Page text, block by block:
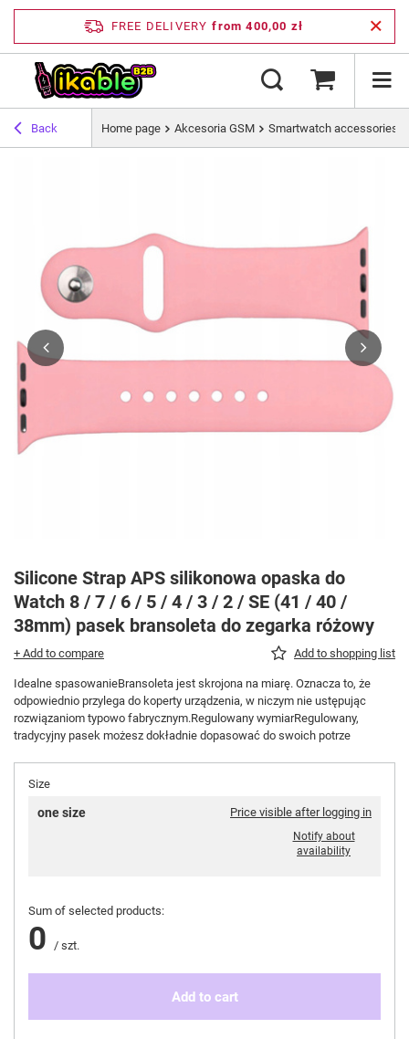
FREE DELIVERY from 400,00 zł
Back Home page Akcesoria GSM Smartwatch accessories
Silicone Strap APS silikonowa opaska do
Watch 8 / 7 / 6 / 5 / 4 / 3 / 2 / SE (41 / 40 /
38mm) pasek bransoleta do zegarka różowy
+ Add to compare Add to shopping list
Idealne spasowanieBransoleta jest skrojona na miarę. Oznacza to, że
odpowiednio przylega do koperty urządzenia, w niczym nie ustępując
rozwiązaniom typowo fabrycznym.Regulowany wymiarRegulowany,
tradycyjny pasek możesz dokładnie dopasować do swoich potrze
Size
one size Price visible after logging in
Notify about
availability
Sum of selected products:
0 / szt.
Add to cart